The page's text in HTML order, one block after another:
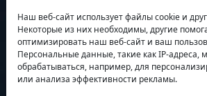
Previous
Наш веб-сайт использует файлы cookie и
Некоторые из них необходимы, другие
оптимизировать наш веб-сайт и ваш
Персональные данные, такие как IP-адреса,
обрабатываться, например, для
или анализа эффективности рекламы.